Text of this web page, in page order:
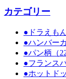
カテゴリー
●ドラえもん
●ハンバー
●パン柄（22
●フランス
●ホットド